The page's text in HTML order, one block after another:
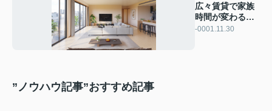
広々賃貸で家族
時間が変わる！
徳島市の快適物
-0001.11.30
”ノウハウ記事”おすすめ記事